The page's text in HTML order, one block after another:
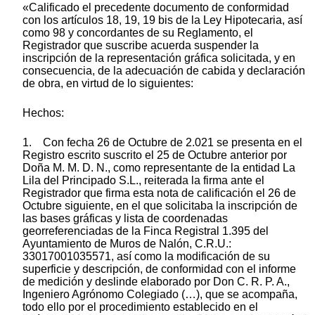
«Calificado el precedente documento de conformidad
con los artículos 18, 19, 19 bis de la Ley Hipotecaria, así
como 98 y concordantes de su Reglamento, el
Registrador que suscribe acuerda suspender la
inscripción de la representación gráfica solicitada, y en
consecuencia, de la adecuación de cabida y declaración
de obra, en virtud de lo siguientes:
Hechos:
1. Con fecha 26 de Octubre de 2.021 se presenta en el
Registro escrito suscrito el 25 de Octubre anterior por
Doña M. M. D. N., como representante de la entidad La
Lila del Principado S.L., reiterada la firma ante el
Registrador que firma esta nota de calificación el 26 de
Octubre siguiente, en el que solicitaba la inscripción de
las bases gráficas y lista de coordenadas
georreferenciadas de la Finca Registral 1.395 del
Ayuntamiento de Muros de Nalón, C.R.U.:
33017001035571, así como la modificación de su
superficie y descripción, de conformidad con el informe
de medición y deslinde elaborado por Don C. R. P. A.,
Ingeniero Agrónomo Colegiado (…), que se acompaña,
todo ello por el procedimiento establecido en el